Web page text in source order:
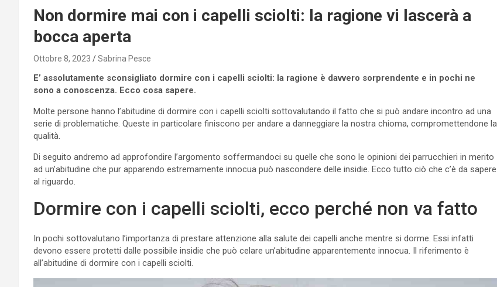
Non dormire mai con i capelli sciolti: la ragione vi lascerà a
bocca aperta
Ottobre 8, 2023 Sabrina Pesce
E’ assolutamente sconsigliato dormire con i capelli sciolti: la ragione è davvero sorprendente e in pochi ne
sono a conoscenza. Ecco cosa sapere.
Molte persone hanno l’abitudine di dormire con i capelli sciolti sottovalutando il fatto che si può andare incontro ad una
serie di problematiche. Queste in particolare finiscono per andare a danneggiare la nostra chioma, compromettendone la
qualità.
Di seguito andremo ad approfondire l’argomento soffermandoci su quelle che sono le opinioni dei parrucchieri in merito
ad un’abitudine che pur apparendo estremamente innocua può nascondere delle insidie. Ecco tutto ciò che c’è da sapere
al riguardo.
Dormire con i capelli sciolti, ecco perché non va fatto
In pochi sottovalutano l’importanza di prestare attenzione alla salute dei capelli anche mentre si dorme. Essi infatti
devono essere protetti dalle possibile insidie che può celare un’abitudine apparentemente innocua. Il riferimento è
all’abitudine di dormire con i capelli sciolti.